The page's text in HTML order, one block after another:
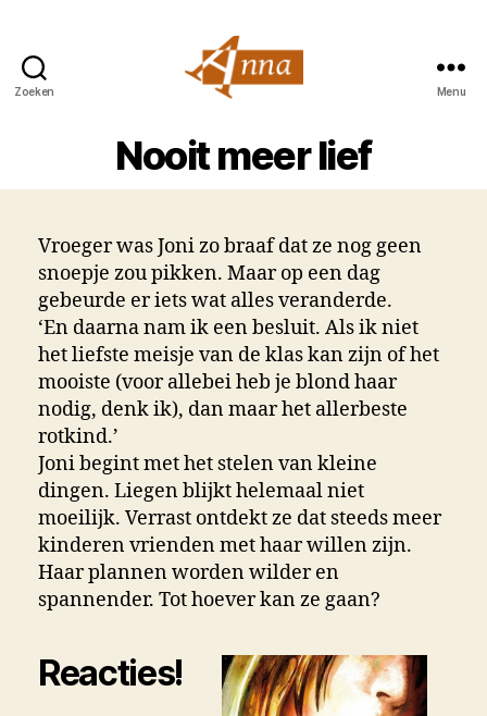
Zoeken
Praag
Menu
Nooit meer lief
Vroeger was Joni zo braaf dat ze nog geen
snoepje zou pikken. Maar op een dag
gebeurde er iets wat alles veranderde.
‘En daarna nam ik een besluit. Als ik niet
het liefste meisje van de klas kan zijn of het
mooiste (voor allebei heb je blond haar
nodig, denk ik), dan maar het allerbeste
rotkind.’
Joni begint met het stelen van kleine
dingen. Liegen blijkt helemaal niet
moeilijk. Verrast ontdekt ze dat steeds meer
kinderen vrienden met haar willen zijn.
Haar plannen worden wilder en
spannender. Tot hoever kan ze gaan?
Reacties!